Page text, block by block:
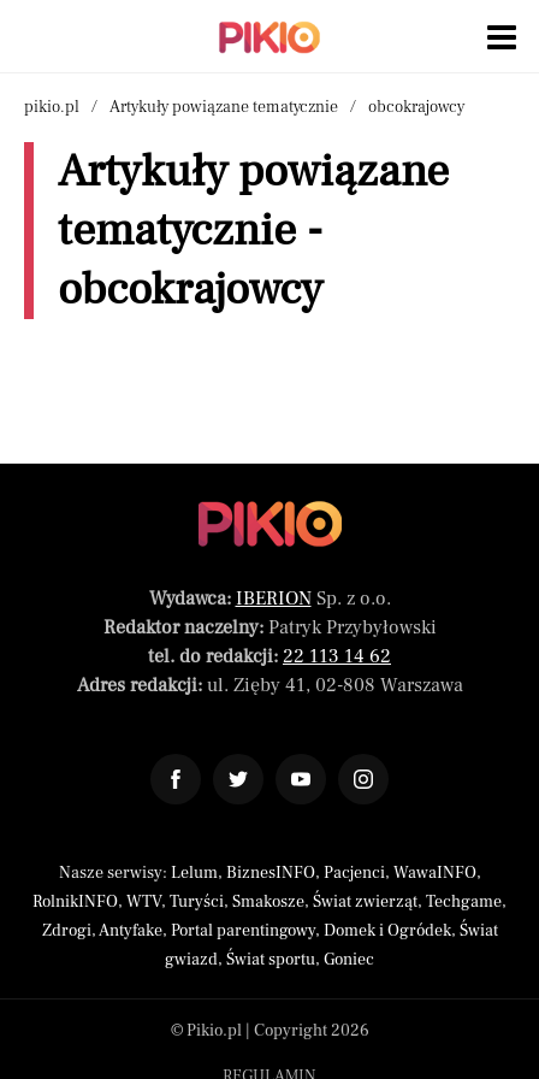
pikio.pl Artykuły powiązane tematycznie obcokrajowcy
Artykuły powiązane
tematycznie -
obcokrajowcy
Wydawca: IBERIONSp. z o.o.
Redaktor naczelny:Patryk Przybyłowski
tel. do redakcji: 22 113 14 62
Adres redakcji:ul. Zięby 41, 02-808 Warszawa
Nasze serwisy: Lelum, BiznesINFO, Pacjenci, WawaINFO,
RolnikINFO, WTV, Turyści, Smakosze, Świat zwierząt, Techgame,
Zdrogi,Antyfake, Portal parentingowy, Domek i Ogródek, Świat
gwiazd, Świat sportu, Goniec
© Pikio.pl | Copyright 2026